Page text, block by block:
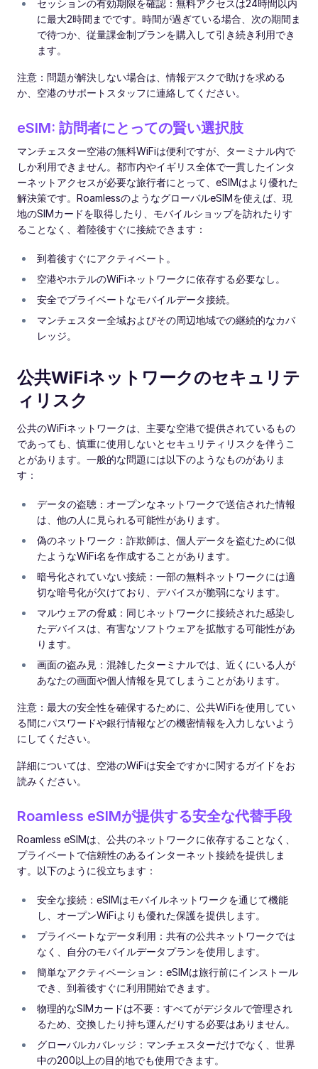
セッションの有効期限を確認：無料アクセスは24時間以内
に最大2時間までです。時間が過ぎている場合、次の期間ま
で待つか、従量課金制プランを購入して引き続き利用でき
ます。
注意：問題が解決しない場合は、情報デスクで助けを求める
か、空港のサポートスタッフに連絡してください。
eSIM: 訪問者にとっての賢い選択肢
マンチェスター空港の無料WiFiは便利ですが、ターミナル内で
しか利用できません。都市内やイギリス全体で一貫したインタ
ーネットアクセスが必要な旅行者にとって、eSIMはより優れた
解決策です。RoamlessのようなグローバルeSIMを使えば、現
地のSIMカードを取得したり、モバイルショップを訪れたりす
ることなく、着陸後すぐに接続できます：
到着後すぐにアクティベート。
空港やホテルのWiFiネットワークに依存する必要なし。
安全でプライベートなモバイルデータ接続。
マンチェスター全域およびその周辺地域での継続的なカバ
レッジ。
公共WiFiネットワークのセキュリテ
ィリスク
公共のWiFiネットワークは、主要な空港で提供されているもの
であっても、慎重に使用しないとセキュリティリスクを伴うこ
とがあります。一般的な問題には以下のようなものがありま
す：
データの盗聴：オープンなネットワークで送信された情報
は、他の人に見られる可能性があります。
偽のネットワーク：詐欺師は、個人データを盗むために似
たようなWiFi名を作成することがあります。
暗号化されていない接続：一部の無料ネットワークには適
切な暗号化が欠けており、デバイスが脆弱になります。
マルウェアの脅威：同じネットワークに接続された感染し
たデバイスは、有害なソフトウェアを拡散する可能性があ
ります。
画面の盗み見：混雑したターミナルでは、近くにいる人が
あなたの画面や個人情報を見てしまうことがあります。
注意：最大の安全性を確保するために、公共WiFiを使用してい
る間にパスワードや銀行情報などの機密情報を入力しないよう
にしてください。
詳細については、空港のWiFiは安全ですかに関するガイドをお
読みください。
Roamless eSIMが提供する安全な代替手段
Roamless eSIMは、公共のネットワークに依存することなく、
プライベートで信頼性のあるインターネット接続を提供しま
す。以下のように役立ちます：
安全な接続：eSIMはモバイルネットワークを通じて機能
し、オープンWiFiよりも優れた保護を提供します。
プライベートなデータ利用：共有の公共ネットワークでは
なく、自分のモバイルデータプランを使用します。
簡単なアクティベーション：eSIMは旅行前にインストール
でき、到着後すぐに利用開始できます。
物理的なSIMカードは不要：すべてがデジタルで管理され
るため、交換したり持ち運んだりする必要はありません。
グローバルカバレッジ：マンチェスターだけでなく、世界
中の200以上の目的地でも使用できます。